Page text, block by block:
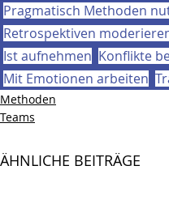
Pragmatisch Methoden
Retrospektiven
Ist aufnehmen Konflikte
Mit Emotionen arbeiten
Methoden
Teams
ÄHNLICHE BEITRÄGE